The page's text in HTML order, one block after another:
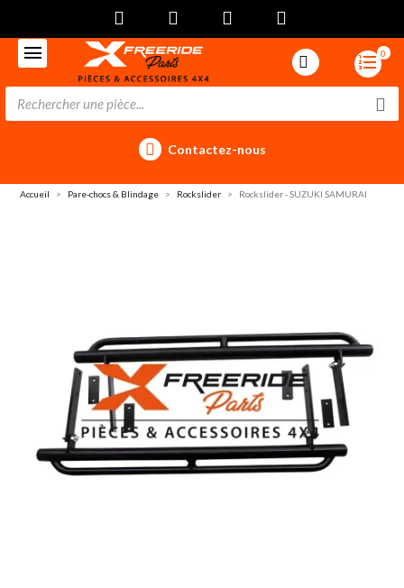
0
Contactez-nous
Accueil Pare-chocs & Blindage Rockslider Rockslider - SUZUKI SAMURAI